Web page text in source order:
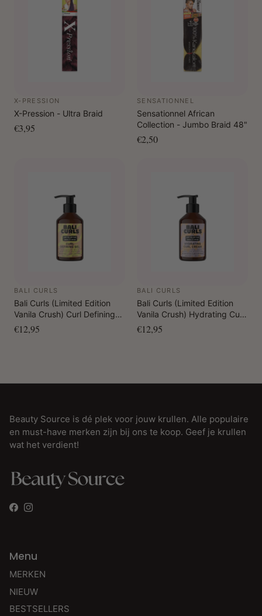
X-PRESSION
X-Pression - Ultra Braid
€3,95
SENSATIONNEL
Sensationnel African
Collection - Jumbo Braid 48"
€2,50
BALI CURLS
Bali Curls (Limited Edition
Vanila Crush) Curl Defining
Gel 150 ml
€12,95
BALI CURLS
Bali Curls (Limited Edition
Vanila Crush) Hydrating Curl
Cream 150 ml
€12,95
Beauty Source is dé plek voor jouw krullen. Alle populaire
en must-have merken zijn bij ons te koop. Geef je krullen
wat het verdient!
Facebook
Instagram
Menu
MERKEN
NIEUW
BESTSELLERS